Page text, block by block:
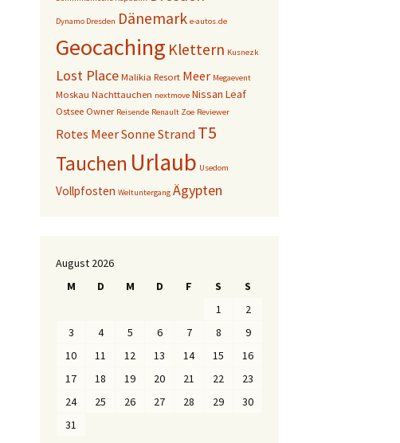
Dynamo Dresden Dänemark e-autos.de
Geocaching Klettern Kusnezk
Lost Place Malikia Resort Meer Megaevent
Moskau Nachttauchen nextmove Nissan Leaf
Ostsee Owner Reisende Renault Zoe Reviewer
Rotes MeerSonne Strand T5
Tauchen Urlaub Usedom
Vollpfosten Weltuntergang Ägypten
August 2026
M
D M D F S
S
1
2
3
4 5 6 7 8
9
10
11 12 13 14 15
16
17
18 19 20 21 22
23
24
25 26 27 28 29
30
31